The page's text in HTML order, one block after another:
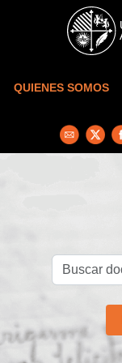
Skip to main content
QUIENES SOMOS